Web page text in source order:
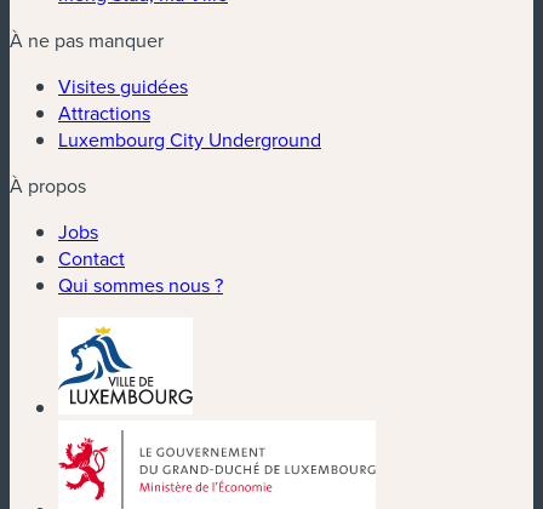
À ne pas manquer
Visites guidées
Attractions
Luxembourg City Underground
À propos
Jobs
Contact
Qui sommes nous ?